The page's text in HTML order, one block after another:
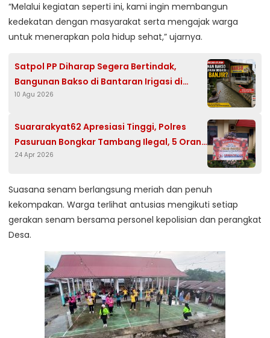
“Melalui kegiatan seperti ini, kami ingin membangun
kedekatan dengan masyarakat serta mengajak warga
untuk menerapkan pola hidup sehat,” ujarnya.
Satpol PP Diharap Segera Bertindak,
Bangunan Bakso di Bantaran Irigasi di
Duga Penyebab Biang Banjir
10 Agu 2026
Suararakyat62 Apresiasi Tinggi, Polres
Pasuruan Bongkar Tambang Ilegal, 5 Orang
Ditetapkan Tersangka
24 Apr 2026
Suasana senam berlangsung meriah dan penuh
kekompakan. Warga terlihat antusias mengikuti setiap
gerakan senam bersama personel kepolisian dan perangkat
Desa.